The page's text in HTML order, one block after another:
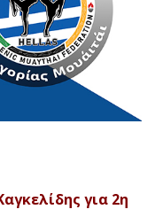
για 2η